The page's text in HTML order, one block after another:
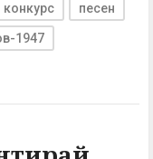
конкурс песен
1947